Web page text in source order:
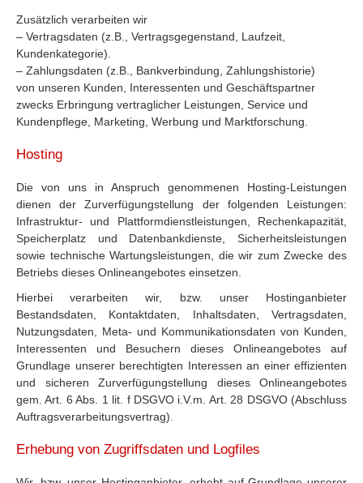
Zusätzlich verarbeiten wir
– Vertragsdaten (z.B., Vertragsgegenstand, Laufzeit,
Kundenkategorie).
– Zahlungsdaten (z.B., Bankverbindung, Zahlungshistorie)
von unseren Kunden, Interessenten und Geschäftspartner
zwecks Erbringung vertraglicher Leistungen, Service und
Kundenpflege, Marketing, Werbung und Marktforschung.
Hosting
Die von uns in Anspruch genommenen Hosting-Leistungen
dienen der Zurverfügungstellung der folgenden Leistungen:
Infrastruktur- und Plattformdienstleistungen, Rechenkapazität,
Speicherplatz und Datenbankdienste, Sicherheitsleistungen
sowie technische Wartungsleistungen, die wir zum Zwecke des
Betriebs dieses Onlineangebotes einsetzen.
Hierbei verarbeiten wir, bzw. unser Hostinganbieter
Bestandsdaten, Kontaktdaten, Inhaltsdaten, Vertragsdaten,
Nutzungsdaten, Meta- und Kommunikationsdaten von Kunden,
Interessenten und Besuchern dieses Onlineangebotes auf
Grundlage unserer berechtigten Interessen an einer effizienten
und sicheren Zurverfügungstellung dieses Onlineangebotes
gem. Art. 6 Abs. 1 lit. f DSGVO i.V.m. Art. 28 DSGVO (Abschluss
Auftragsverarbeitungsvertrag).
Erhebung von Zugriffsdaten und Logfiles